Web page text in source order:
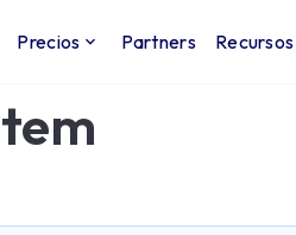
Precios Partners Recursos